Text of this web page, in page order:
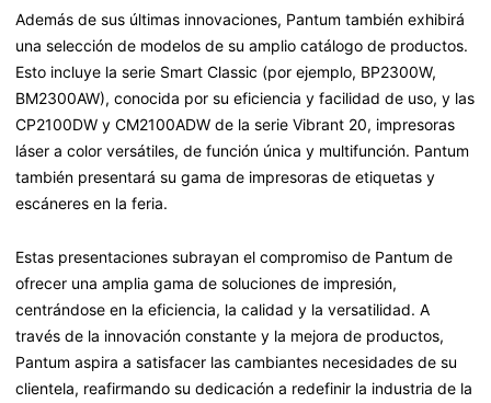
Además de sus últimas innovaciones, Pantum también exhibirá
una selección de modelos de su amplio catálogo de productos.
Esto incluye la serie Smart Classic (por ejemplo, BP2300W,
BM2300AW), conocida por su eficiencia y facilidad de uso, y las
CP2100DW y CM2100ADW de la serie Vibrant 20, impresoras
láser a color versátiles, de función única y multifunción. Pantum
también presentará su gama de impresoras de etiquetas y
escáneres en la feria.
Estas presentaciones subrayan el compromiso de Pantum de
ofrecer una amplia gama de soluciones de impresión,
centrándose en la eficiencia, la calidad y la versatilidad. A
través de la innovación constante y la mejora de productos,
Pantum aspira a satisfacer las cambiantes necesidades de su
clientela, reafirmando su dedicación a redefinir la industria de la